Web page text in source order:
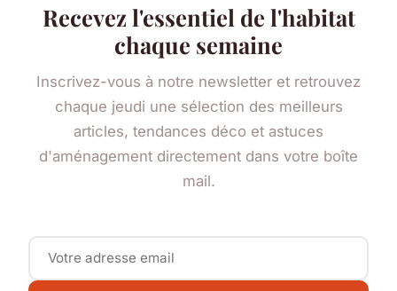
Recevez l'essentiel de l'habitat
chaque semaine
Inscrivez-vous à notre newsletter et retrouvez
chaque jeudi une sélection des meilleurs
articles, tendances déco et astuces
d'aménagement directement dans votre boîte
mail.